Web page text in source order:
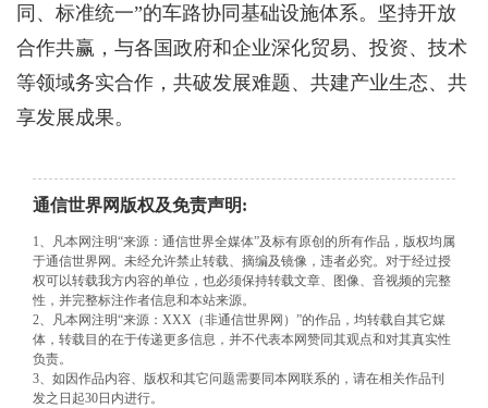
同、标准统一”的车路协同基础设施体系。坚持开放
合作共赢，与各国政府和企业深化贸易、投资、技术
等领域务实合作，共破发展难题、共建产业生态、共
享发展成果。
通信世界网版权及免责声明:
1、凡本网注明“来源：通信世界全媒体”及标有原创的所有作品，版权均属
于通信世界网。未经允许禁止转载、摘编及镜像，违者必究。对于经过授
权可以转载我方内容的单位，也必须保持转载文章、图像、音视频的完整
性，并完整标注作者信息和本站来源。
2、凡本网注明“来源：XXX（非通信世界网）”的作品，均转载自其它媒
体，转载目的在于传递更多信息，并不代表本网赞同其观点和对其真实性
负责。
3、如因作品内容、版权和其它问题需要同本网联系的，请在相关作品刊
发之日起30日内进行。